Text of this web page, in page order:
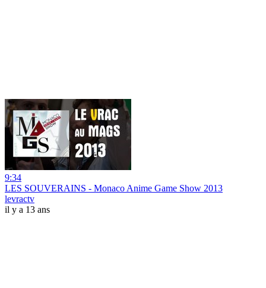
9:34
LES SOUVERAINS - Monaco Anime Game Show 2013
levractv
il y a 13 ans